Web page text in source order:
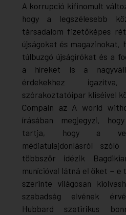
A korrupció kifinomult
hogy a legszélesebb
társadalom fizetőképes
újságokat és
túlbuzgó újságírókat és a
a híreket is a
érdekekhez
szórakoztatóipar kliséivel
Compain az A world
írásában megjegyzi,
tartja, hogy a
médiatulajdonlásról
többször idézik
munícióval látná el őket – e
szerinte világosan
szabadság elvének
Hubbard szatirikus